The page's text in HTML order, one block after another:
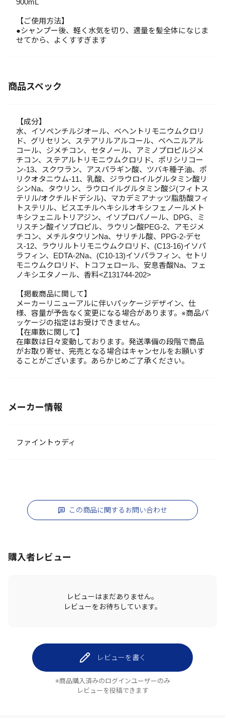
900mL
【ご使用方法】
●シャンプー後、軽く水気を切り、適量を髪全体になじま
せてから、よくすすぎます
商品スペック
【成分】
水、イソペンチルジオール、ベヘントリモニウムクロリ
ド、グリセリン、ステアリルアルコール、ベヘニルアル
コール、ジメチコン、セタノール、アミノプロピルジメ
チコン、ステアルトリモニウムクロリド、ポリシリコー
ン-13、スクワラン、アスパラギン酸、ツバキ種子油、ポ
リクオタニウム-11、乳酸、ジラウロイルグルタミン酸リ
シンNa、タウリン、ラウロイルグルタミン酸ジ(フィトス
テリル/オクチルドデシル)、マカデミアナッツ脂肪酸フィ
トステリル、ビスエチルヘキシルオキシフェノールメト
キシフェニルトリアジン、イソプロパノール、DPG、ミ
リスチン酸イソプロピル、ラウリン酸PEG-2、アモジメ
チコン、メチルタウリンNa、サリチル酸、PPG-2-デセ
ス-12、ラウリルトリモニウムクロリド、(C13-16)イソパ
ラフィン、EDTA-2Na、(C10-13)イソパラフィン、セトリ
モニウムクロリド、トコフェロール、安息香酸Na、フェ
ノキシエタノール、香料<Z131744-202>
【掲載商品に関して】
メーカーリニューアルに伴いパッケージデザイン、仕
様、容量が予告なく変更になる場合があります。※商品パ
ッケージの指定はお受けできません。
【在庫数に関して】
在庫数は日々変動しております。発送準備の段階で商品
がお取り寄せ、完売となる場合はキャンセルをお願いす
ることがございます。あらかじめご了承ください。
メーカー情報
ファイントゥディ
この商品に関するお問い合わせ
購入者レビュー
レビューはまだありません。
レビューをお待ちしています。
レビューを書く
※商品購入済みのログインユーザーのみ
レビューを投稿できます